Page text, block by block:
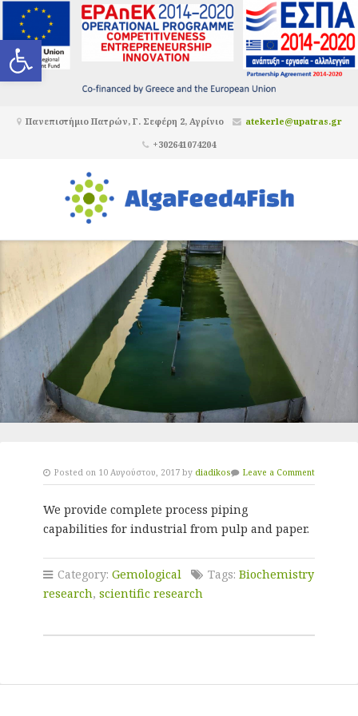
Ανοίξτε τη γραμμή εργαλείων
Πανεπιστήμιο Πατρών, Γ. Σεφέρη 2, Αγρίνιο
atekerle@upatras.gr
+302641074204
Posted on 10 Αυγούστου, 2017 by diadikos Leave a Comment
We provide complete process piping
capabilities for industrial from pulp and paper.
Category: Gemological Tags: Biochemistry
research, scientific research